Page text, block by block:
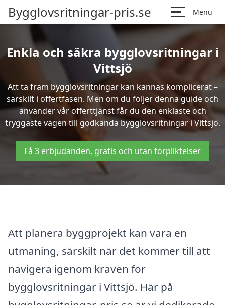
Bygglovsritningar-pris.se Menu
Enkla och säkra bygglovsritningar i
Vittsjö
Att ta fram bygglovsritningar kan kännas komplicerat –
särskilt i offertfasen. Men om du följer denna guide och
använder vår offerttjänst får du den enklaste och
tryggaste vägen till godkända bygglovsritningar i Vittsjö.
Få 3 erbjudanden, gratis och utan förpliktelser
Att planera byggprojekt kan vara en
utmaning, särskilt när det kommer till att
navigera igenom kraven för
bygglovsritningar i Vittsjö. Här på